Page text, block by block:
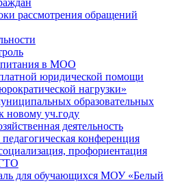
рассмотрения обращений
питания в МОО
юридической помощи
нагрузки»
образовательных
новому уч.году
деятельность
конференция
профориентация
для обучающихся МОУ «Белый